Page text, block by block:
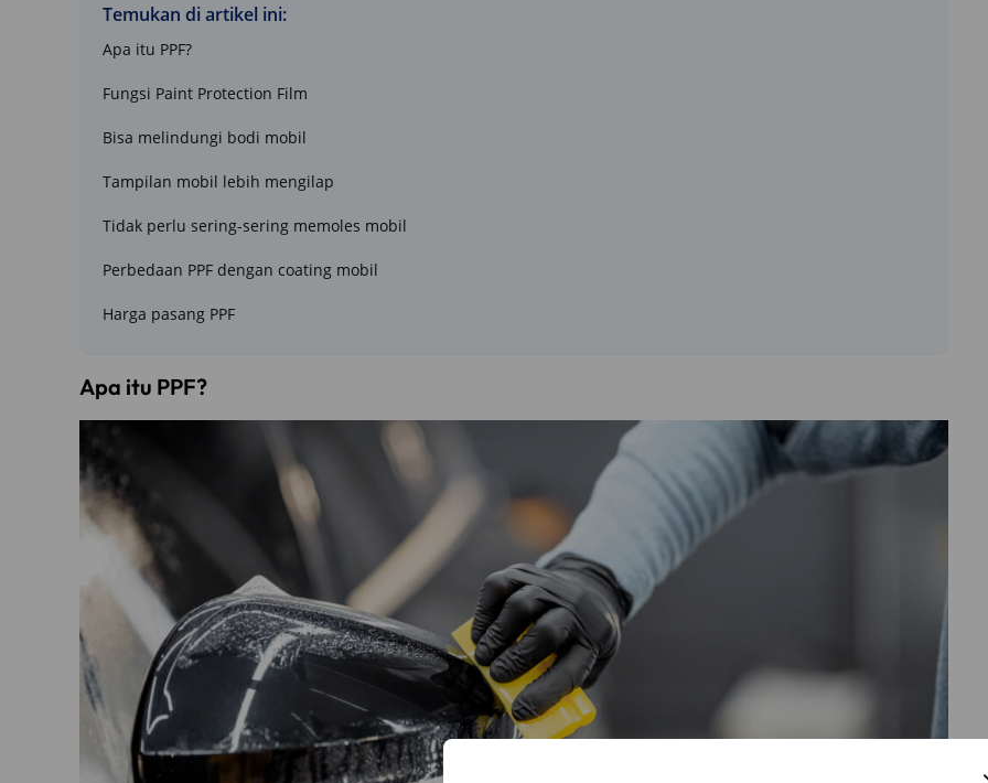
Temukan di artikel ini:
Apa itu PPF?
Fungsi Paint Protection Film
Bisa melindungi bodi mobil
Tampilan mobil lebih mengilap
Tidak perlu sering-sering memoles mobil
Perbedaan PPF dengan coating mobil
Harga pasang PPF
Apa itu PPF?